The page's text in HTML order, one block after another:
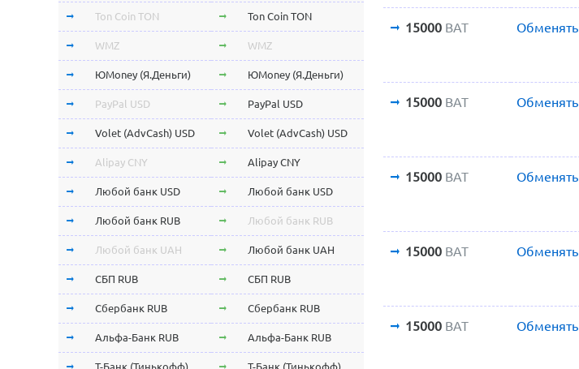
15000 BAT Обменять
15000 BAT Обменять
15000 BAT Обменять
15000 BAT Обменять
15000 BAT Обменять
Ton Coin TON Ton Coin TON
WMZ WMZ
ЮMoney (Я.Деньги) ЮMoney (Я.Деньги)
PayPal USD PayPal USD
Volet (AdvCash) USD Volet (AdvCash) USD
Alipay CNY Alipay CNY
Любой банк USD Любой банк USD
Любой банк RUB Любой банк RUB
Любой банк UAH Любой банк UAH
СБП RUB СБП RUB
Сбербанк RUB Сбербанк RUB
Альфа-Банк RUB Альфа-Банк RUB
Т-Банк (Тинькофф)
Т-Банк (Тинькофф)